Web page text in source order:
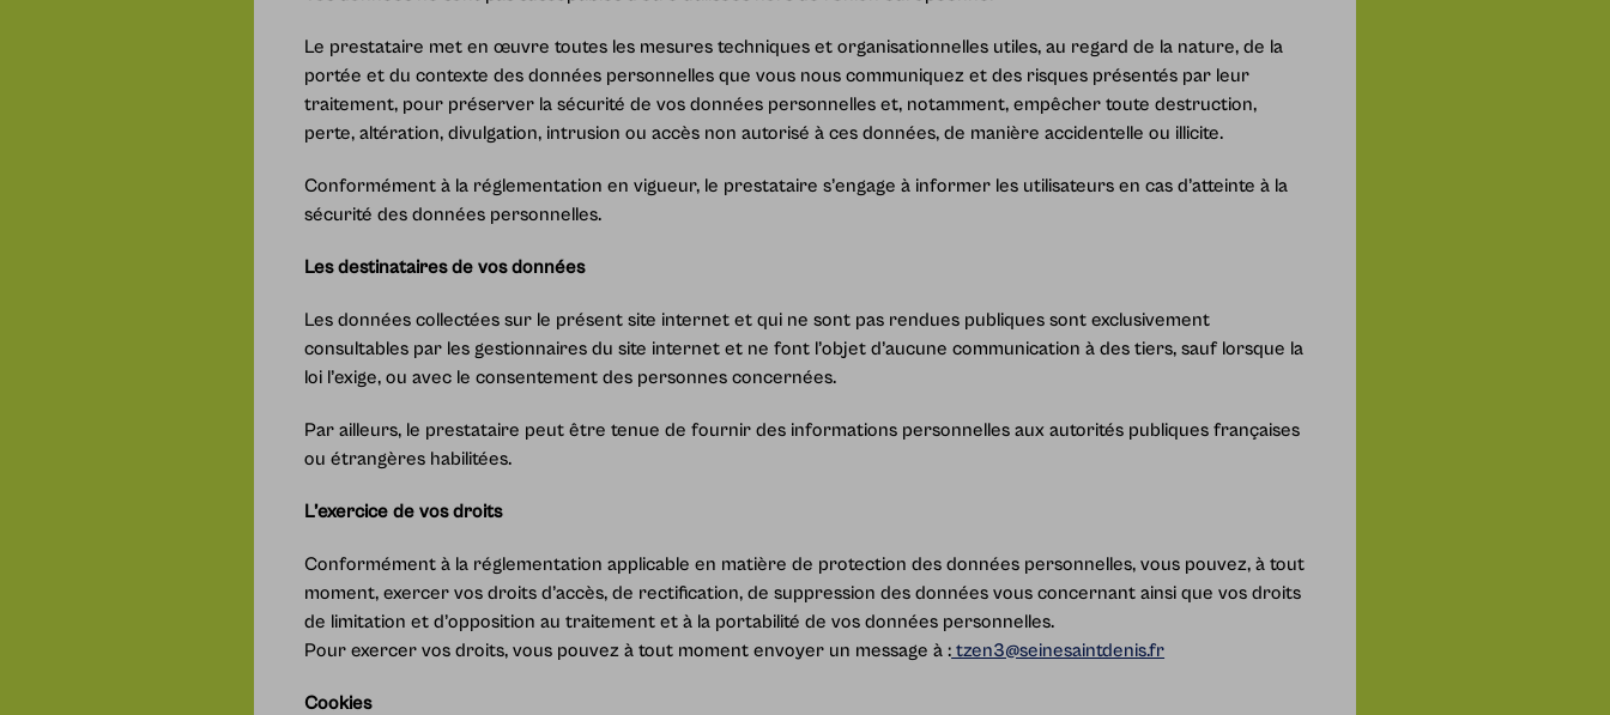
Le prestataire met en œuvre toutes les mesures techniques et organisationnelles utiles, au regard de la nature, de la
portée et du contexte des données personnelles que vous nous communiquez et des risques présentés par leur
traitement, pour préserver la sécurité de vos données personnelles et, notamment, empêcher toute destruction,
perte, altération, divulgation, intrusion ou accès non autorisé à ces données, de manière accidentelle ou illicite.
Conformément à la réglementation en vigueur, le prestataire s’engage à informer les utilisateurs en cas d’atteinte à la
sécurité des données personnelles.
Les destinataires de vos données
Les données collectées sur le présent site internet et qui ne sont pas rendues publiques sont exclusivement
consultables par les gestionnaires du site internet et ne font l’objet d’aucune communication à des tiers, sauf lorsque la
loi l’exige, ou avec le consentement des personnes concernées.
Par ailleurs, le prestataire peut être tenue de fournir des informations personnelles aux autorités publiques françaises
ou étrangères habilitées.
L’exercice de vos droits
Conformément à la réglementation applicable en matière de protection des données personnelles, vous pouvez, à tout
moment, exercer vos droits d’accès, de rectification, de suppression des données vous concernant ainsi que vos droits
de limitation et d’opposition au traitement et à la portabilité de vos données personnelles.
Pour exercer vos droits, vous pouvez à tout moment envoyer un message à : tzen3@seinesaintdenis.fr
Cookies